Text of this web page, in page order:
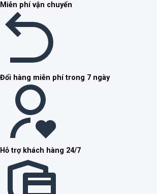
Miễn phí vận chuyển
Đổi hàng miễn phí trong 7 ngày
Hỗ trợ khách hàng 24/7